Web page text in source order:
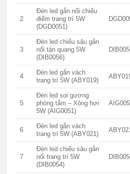
2
Đèn led gắn nổi chiếu
điểm trang trí 5W
(DGD0051)
3
Đèn led chiếu sâu gắn
nổi tán quang 5W
(DIB0056)
4
Đèn led gắn vách
trang trí 5W (ABY019)
5
Đèn led soi gương
phòng tắm – Xông hơi
5W (AIG0051)
6
Đèn led gắn vách
trang trí 5W (ABY021)
7
Đèn led chiếu sâu gắn
nổi trang trí 5W
(DIB0054)